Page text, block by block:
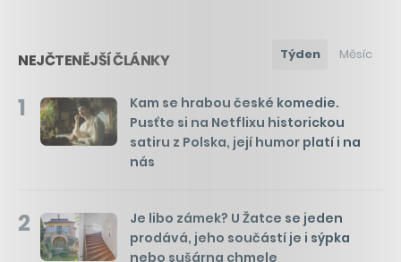
NEJČTENĚJŠÍ ČLÁNKY Týden Měsíc
1
Kam se hrabou české komedie.
Pusťte si na Netflixu historickou
satiru z Polska, její humor platí i na
nás
2
Je libo zámek? U Žatce se jeden
prodává, jeho součástí je i sýpka
nebo sušárna chmele